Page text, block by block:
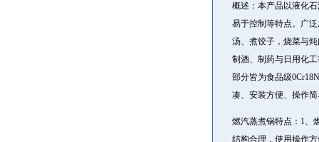
概述：本产品以液化
易于控制等特点。广
汤、煮饺子，烧菜与
制酒、制药与日用化
部分皆为食品级
凑、安装方便、操作
燃汽蒸煮锅特点：1、
结构合理，使用操作